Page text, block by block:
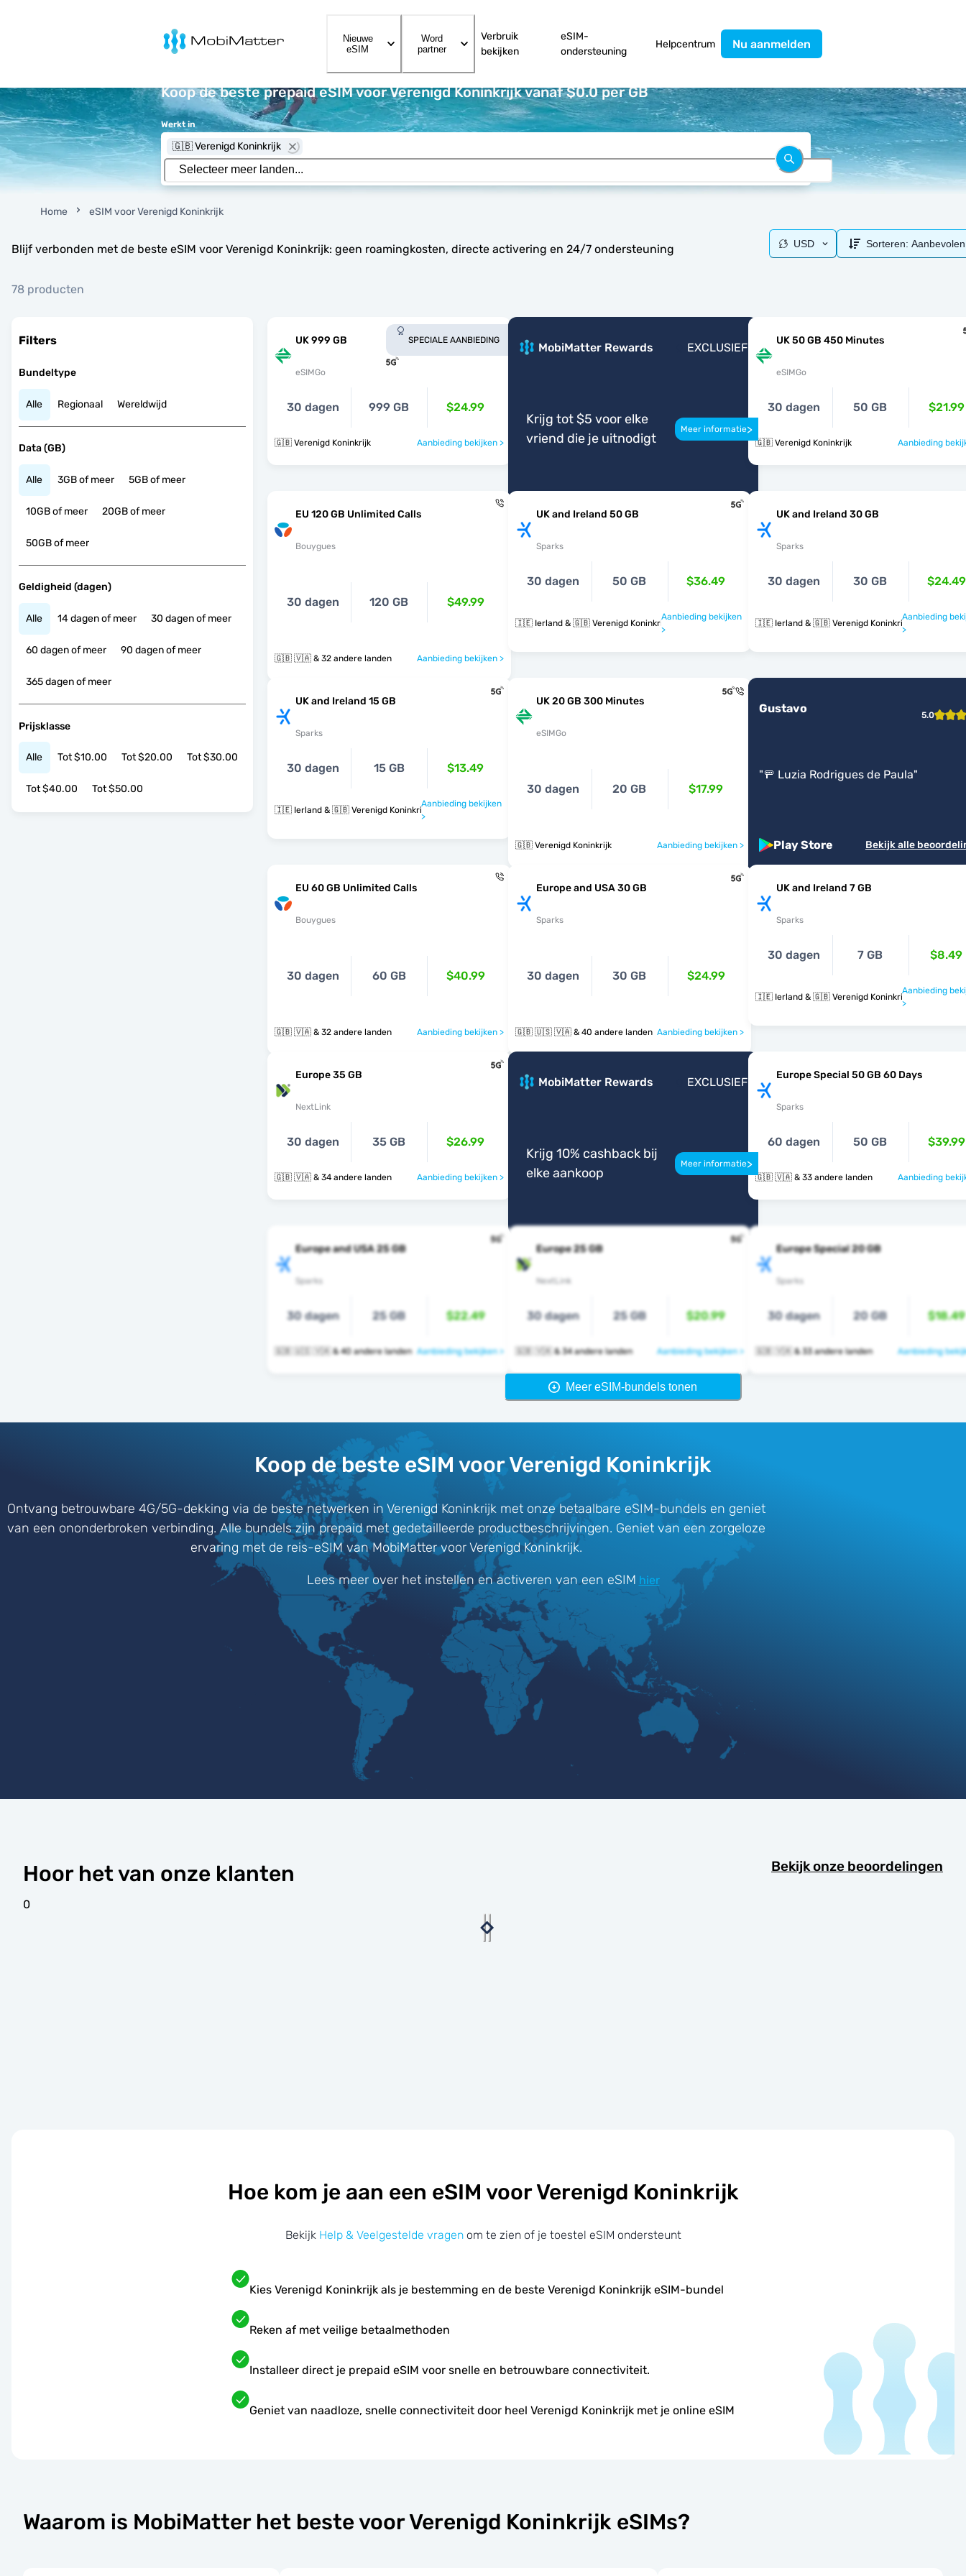
MobiMatter
Nieuwe
eSIM
Word
partner
Verbruik
bekijken
eSIM-
ondersteuning
Helpcentrum Nu aanmelden
Koop de beste prepaid eSIM voor Verenigd Koninkrijk vanaf $0.0 per GB
Werkt in
🇬🇧 Verenigd Koninkrijk
Home eSIM voor Verenigd Koninkrijk
Blijf verbonden met de beste eSIM voor Verenigd Koninkrijk: geen roamingkosten, directe activering en 24/7 ondersteuning
78 producten
USD Sorteren: Aanbevolen
Filters
Bundeltype
Alle Regionaal Wereldwijd
Data (GB)
Alle 3GB of meer 5GB of meer
10GB of meer 20GB of meer
50GB of meer
Geldigheid (dagen)
Alle 14 dagen of meer 30 dagen of meer
60 dagen of meer 90 dagen of meer
365 dagen of meer
Prijsklasse
Alle Tot $10.00 Tot $20.00 Tot $30.00
Tot $40.00 Tot $50.00
UK 999 GB
eSIMGo
SPECIALE AANBIEDING
30 dagen 999 GB $24.99
🇬🇧 Verenigd Koninkrijk Aanbieding bekijken >
MobiMatter Rewards EXCLUSIEF
Krijg tot $5 voor elke
vriend die je uitnodigt
Meer informatie>
UK 50 GB 450 Minutes
eSIMGo
30 dagen 50 GB $21.99
🇬🇧 Verenigd Koninkrijk Aanbieding
EU 120 GB Unlimited Calls
Bouygues
30 dagen 120 GB $49.99
🇬🇧 🇻🇦 & 32 andere landen Aanbieding bekijken >
UK and Ireland 50 GB
Sparks
30 dagen 50 GB $36.49
🇮🇪 Ierland & 🇬🇧 Verenigd Koninkrijk
Aanbieding bekijken
>
UK and Ireland 30 GB
Sparks
30 dagen 30 GB $24.49
🇮🇪 Ierland & 🇬🇧 Verenigd Koninkrijk
Aanbieding
>
UK and Ireland 15 GB
Sparks
30 dagen 15 GB $13.49
🇮🇪 Ierland & 🇬🇧 Verenigd Koninkrijk
Aanbieding bekijken
>
UK 20 GB 300 Minutes
eSIMGo
30 dagen 20 GB $17.99
🇬🇧 Verenigd Koninkrijk Aanbieding bekijken >
Gustavo 5.0
"🚥 Luzia Rodrigues de Paula"
Play Store Bekijk alle
EU 60 GB Unlimited Calls
Bouygues
30 dagen 60 GB $40.99
🇬🇧 🇻🇦 & 32 andere landen Aanbieding bekijken >
Europe and USA 30 GB
Sparks
30 dagen 30 GB $24.99
🇬🇧 🇺🇸 🇻🇦 & 40 andere landen Aanbieding bekijken >
UK and Ireland 7 GB
Sparks
30 dagen 7 GB $8.49
🇮🇪 Ierland & 🇬🇧 Verenigd Koninkrijk
Aanbieding
>
Europe 35 GB
NextLink
30 dagen 35 GB $26.99
🇬🇧 🇻🇦 & 34 andere landen Aanbieding bekijken >
MobiMatter Rewards EXCLUSIEF
Krijg 10% cashback bij
elke aankoop
Meer informatie>
Europe Special 50 GB 60 Days
Sparks
60 dagen 50 GB $39.99
🇬🇧 🇻🇦 & 33 andere landen Aanbieding
Europe and USA 25 GB
Sparks
30 dagen 25 GB $22.49
🇬🇧 🇺🇸 🇻🇦 & 40 andere landen Aanbieding bekijken >
Europe 25 GB
NextLink
30 dagen 25 GB $20.99
🇬🇧 🇻🇦 & 34 andere landen Aanbieding bekijken >
Europe Special 20 GB
Sparks
30 dagen 20 GB $18.49
🇬🇧 🇻🇦 & 33 andere landen Aanbieding
Meer eSIM-bundels tonen
Koop de beste eSIM voor Verenigd Koninkrijk
Ontvang betrouwbare 4G/5G-dekking via de beste netwerken in Verenigd Koninkrijk met onze betaalbare eSIM-bundels en geniet
van een ononderbroken verbinding. Alle bundels zijn prepaid met gedetailleerde productbeschrijvingen. Geniet van een zorgeloze
ervaring met de reis-eSIM van MobiMatter voor Verenigd Koninkrijk.
Lees meer over het instellen en activeren van een eSIM hier
Hoor het van onze klanten Bekijk onze beoordelingen
0
Hoe kom je aan een eSIM voor Verenigd Koninkrijk
Bekijk Help & Veelgestelde vragenom te zien of je toestel eSIM ondersteunt
Kies Verenigd Koninkrijk als je bestemming en de beste Verenigd Koninkrijk eSIM-bundel
Reken af met veilige betaalmethoden
Installeer direct je prepaid eSIM voor snelle en betrouwbare connectiviteit.
Geniet van naadloze, snelle connectiviteit door heel Verenigd Koninkrijk met je online eSIM
Waarom is MobiMatter het beste voor Verenigd Koninkrijk eSIMs?